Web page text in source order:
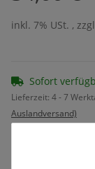
inkl. 7% USt. ,
Sofort
Lieferzeit: 4 - 7
Auslandversand)